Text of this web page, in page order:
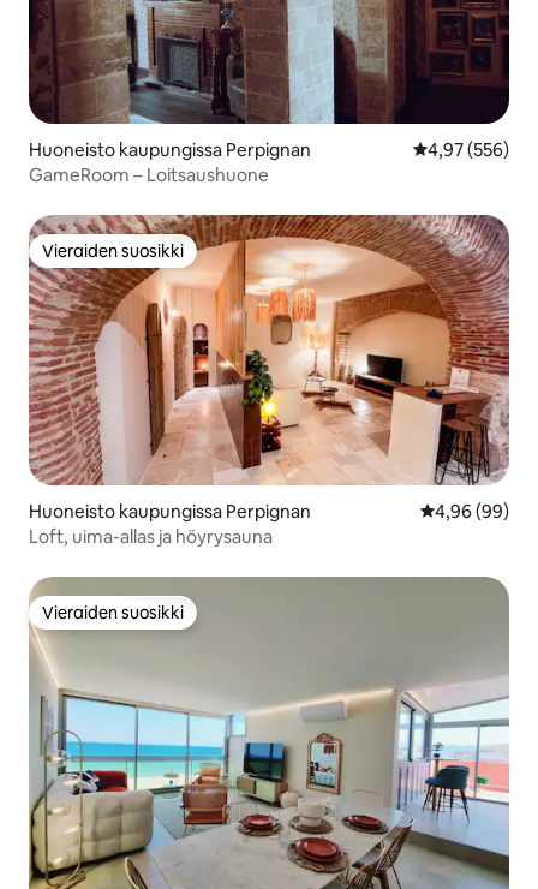
Huoneisto kaupungissa Perpignan
4,97 (556)
GameRoom – Loitsaushuone
Vieraiden suosikki
Vieraiden suosikki
Huoneisto kaupungissa Perpignan
4,96 (99)
Loft, uima-allas ja höyrysauna
Vieraiden suosikki
Vieraiden suosikki